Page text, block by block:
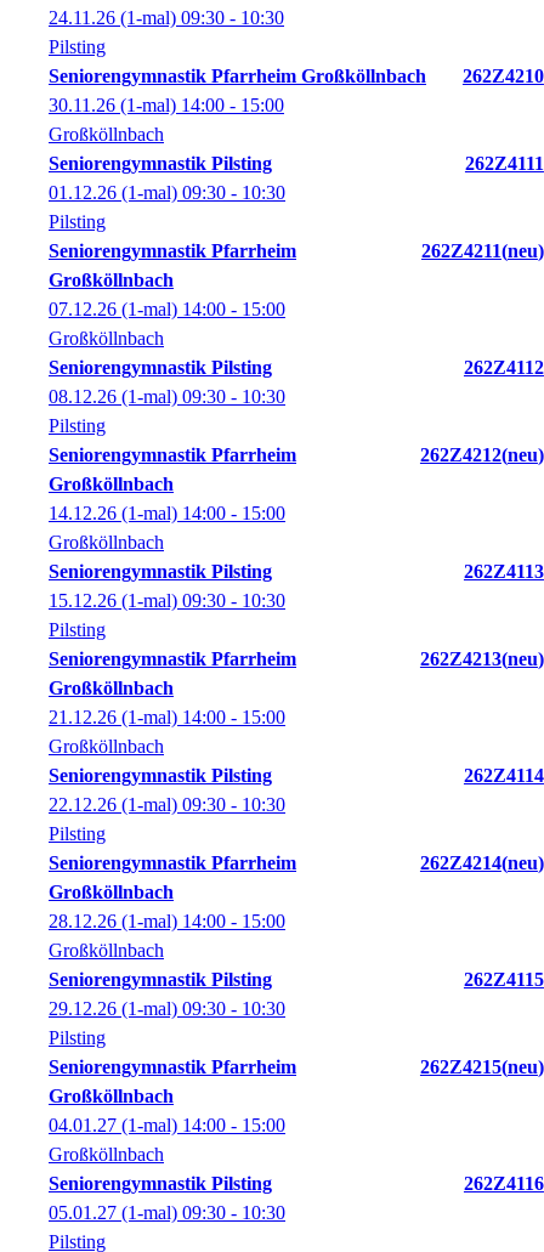
24.11.26 (1-mal) 09:30 - 10:30
Pilsting
Seniorengymnastik Pfarrheim Großköllnbach
262Z4210
30.11.26 (1-mal) 14:00 - 15:00
Großköllnbach
Seniorengymnastik Pilsting
262Z4111
01.12.26 (1-mal) 09:30 - 10:30
Pilsting
Seniorengymnastik Pfarrheim
Großköllnbach
262Z4211 neu
07.12.26 (1-mal) 14:00 - 15:00
Großköllnbach
Seniorengymnastik Pilsting
262Z4112
08.12.26 (1-mal) 09:30 - 10:30
Pilsting
Seniorengymnastik Pfarrheim
Großköllnbach
262Z4212 neu
14.12.26 (1-mal) 14:00 - 15:00
Großköllnbach
Seniorengymnastik Pilsting
262Z4113
15.12.26 (1-mal) 09:30 - 10:30
Pilsting
Seniorengymnastik Pfarrheim
Großköllnbach
262Z4213 neu
21.12.26 (1-mal) 14:00 - 15:00
Großköllnbach
Seniorengymnastik Pilsting
262Z4114
22.12.26 (1-mal) 09:30 - 10:30
Pilsting
Seniorengymnastik Pfarrheim
Großköllnbach
262Z4214 neu
28.12.26 (1-mal) 14:00 - 15:00
Großköllnbach
Seniorengymnastik Pilsting
262Z4115
29.12.26 (1-mal) 09:30 - 10:30
Pilsting
Seniorengymnastik Pfarrheim
Großköllnbach
262Z4215 neu
04.01.27 (1-mal) 14:00 - 15:00
Großköllnbach
Seniorengymnastik Pilsting
262Z4116
05.01.27 (1-mal) 09:30 - 10:30
Pilsting